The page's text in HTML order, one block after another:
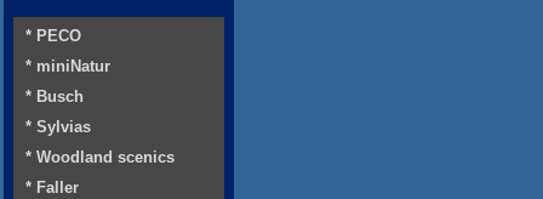
* PECO
* miniNatur
* Busch
* Sylvias
* Woodland scenics
* Faller